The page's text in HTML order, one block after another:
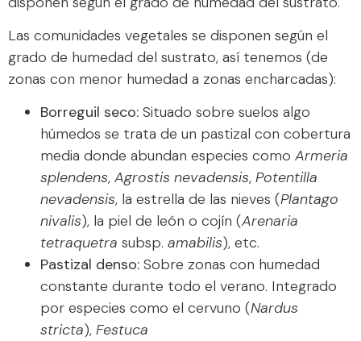
Las comunidades vegetales se disponen según el
grado de humedad del sustrato, así tenemos (de
zonas con menor humedad a zonas encharcadas):
Borreguil seco: Situado sobre suelos algo
húmedos se trata de un pastizal con cobertura
media donde abundan especies como Armeria
splendens, Agrostis nevadensis, Potentilla
nevadensis, la estrella de las nieves (Plantago
nivalis), la piel de león o cojín (Arenaria
tetraquetra subsp. amabilis), etc.
Pastizal denso: Sobre zonas con humedad
constante durante todo el verano. Integrado
por especies como el cervuno (Nardus
stricta), Festuca